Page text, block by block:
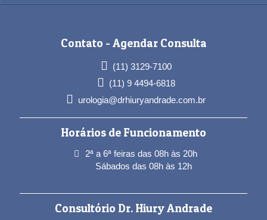
Contato - Agendar Consulta
(11) 3129-7100
(11) 9 4494-6818
urologia@drhiuryandrade.com.br
Horários de Funcionamento
2ª a 6ª feiras das 08h às 20h
Sábados das 08h às 12h
Consultório Dr. Hiury Andrade